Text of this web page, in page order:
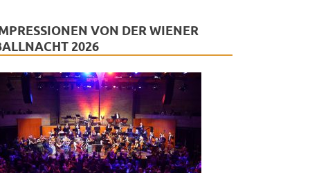
VON DER WIENER
2026